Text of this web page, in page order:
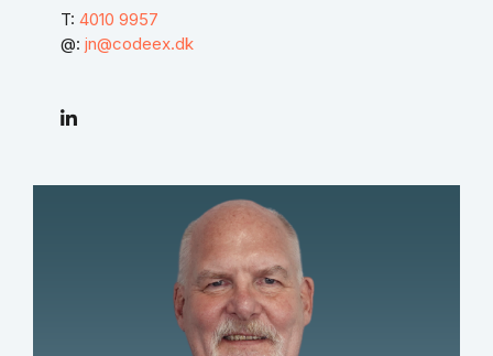
T: 4010 9957
@: jn@codeex.dk